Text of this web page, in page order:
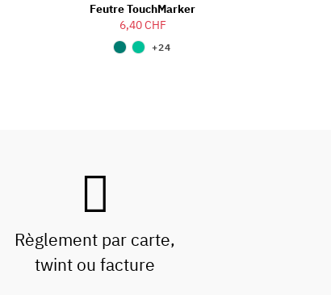
Feutre TouchMarker
6,40 CHF
+24
Règlement par carte,
twint ou facture